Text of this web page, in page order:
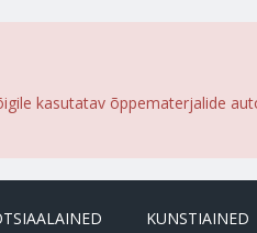
kasutatav õppematerjalide
KUNSTIAINED